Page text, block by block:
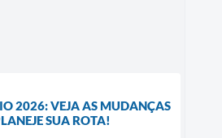
2026: VEJA AS MUDANÇAS
SUA ROTA!